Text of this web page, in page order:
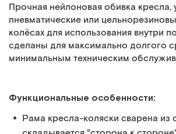
Прочная нейлоновая обивка кресла,
пневматические или
колёсах для использования внутри
сделаны для максимально долгого
минимальным техническим
Функциональные особенности:
Рама кресла-коляски сварена из